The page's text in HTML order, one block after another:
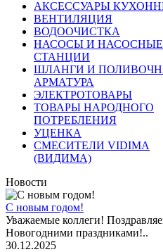
АКСЕССУАРЫ
ВЕНТИЛЯЦИЯ
ВОДООЧИСТКА
НАСОСЫ И НАСОСНЫЕ
СТАНЦИИ
ШЛАНГИ И
АРМАТУРА
ЭЛЕКТРОТОВАРЫ
ТОВАРЫ НАРОДНОГО
ПОТРЕБЛЕНИЯ
УЦЕНКА
СМЕСИТЕЛИ VIDIMA
(ВИДИМА)
Новости
С новым годом!
Уважаемые коллеги!
Новогодними праздниками!..
30.12.2025